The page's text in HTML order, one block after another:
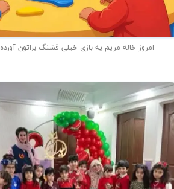
امروز خاله مریم یه بازی خیلی قشنگ براتون آورده